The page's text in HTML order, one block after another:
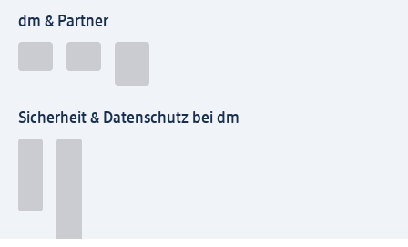
dm & Partner
Sicherheit & Datenschutz bei dm